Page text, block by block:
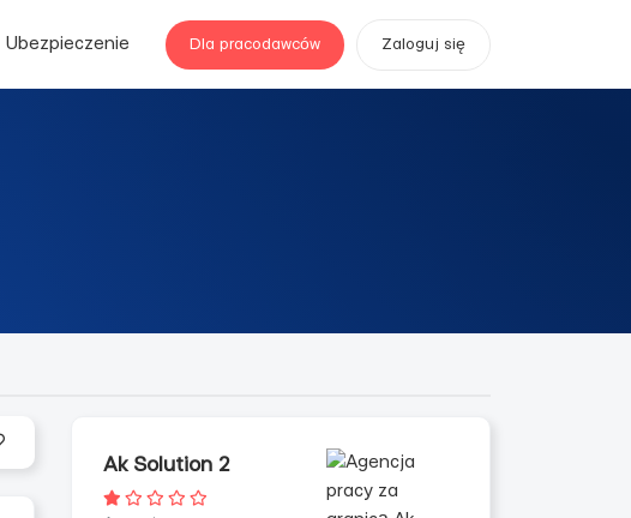
Ubezpieczenie Dla pracodawców Zaloguj się
Ak Solution 2